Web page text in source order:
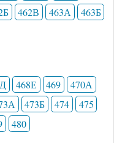
462В 463А
463Б
468Е 469
470А
473Б 474
475
480